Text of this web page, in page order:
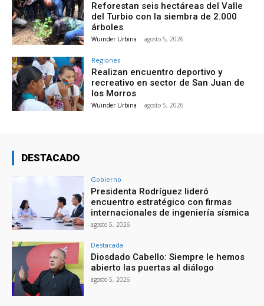
Reforestan seis hectáreas del Valle
del Turbio con la siembra de 2.000
árboles
Wuinder Urbina - agosto 5, 2026
Regiones
Realizan encuentro deportivo y
recreativo en sector de San Juan de
los Morros
Wuinder Urbina - agosto 5, 2026
DESTACADO
Gobierno
Presidenta Rodríguez lideró
encuentro estratégico con firmas
internacionales de ingeniería sísmica
agosto 5, 2026
Destacada
Diosdado Cabello: Siempre le hemos
abierto las puertas al diálogo
agosto 5, 2026